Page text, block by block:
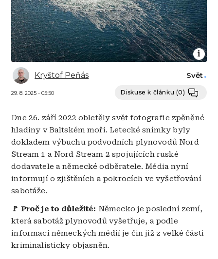
Kryštof Peňás
29. 8. 2025 - 05:50
Svět
Diskuse k článku (0)
Dne 26. září 2022 obletěly svět fotografie zpěněné
hladiny v Baltském moři. Letecké snímky byly
dokladem výbuchu podvodních plynovodů Nord
Stream 1 a Nord Stream 2 spojujících ruské
dodavatele a německé odběratele. Média nyní
informují o zjištěních a pokrocích ve vyšetřování
sabotáže.
🚩 Proč je to důležité: Německo je poslední zemí,
která sabotáž plynovodů vyšetřuje, a podle
informací německých médií je čin již z velké části
kriminalisticky objasněn.